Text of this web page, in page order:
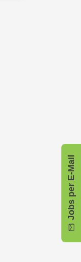
Jobs per E-Mail